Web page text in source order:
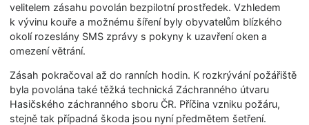
velitelem zásahu povolán bezpilotní prostředek. Vzhledem
k vývinu kouře a možnému šíření byly obyvatelům blízkého
okolí rozeslány SMS zprávy s pokyny k uzavření oken a
omezení větrání.
Zásah pokračoval až do ranních hodin. K rozkrývání požářiště
byla povolána také těžká technická Záchranného útvaru
Hasičského záchranného sboru ČR. Příčina vzniku požáru,
stejně tak případná škoda jsou nyní předmětem šetření.